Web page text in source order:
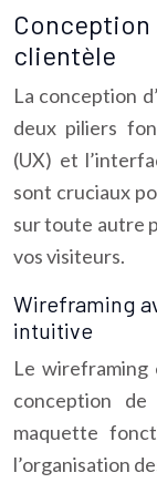
Conception
clientèle
La conception
deux piliers
(UX) et
sont cruciaux
sur toute autre
vos visiteurs.
Wireframing
intuitive
Le wireframing
conception
maquette
l’organisation